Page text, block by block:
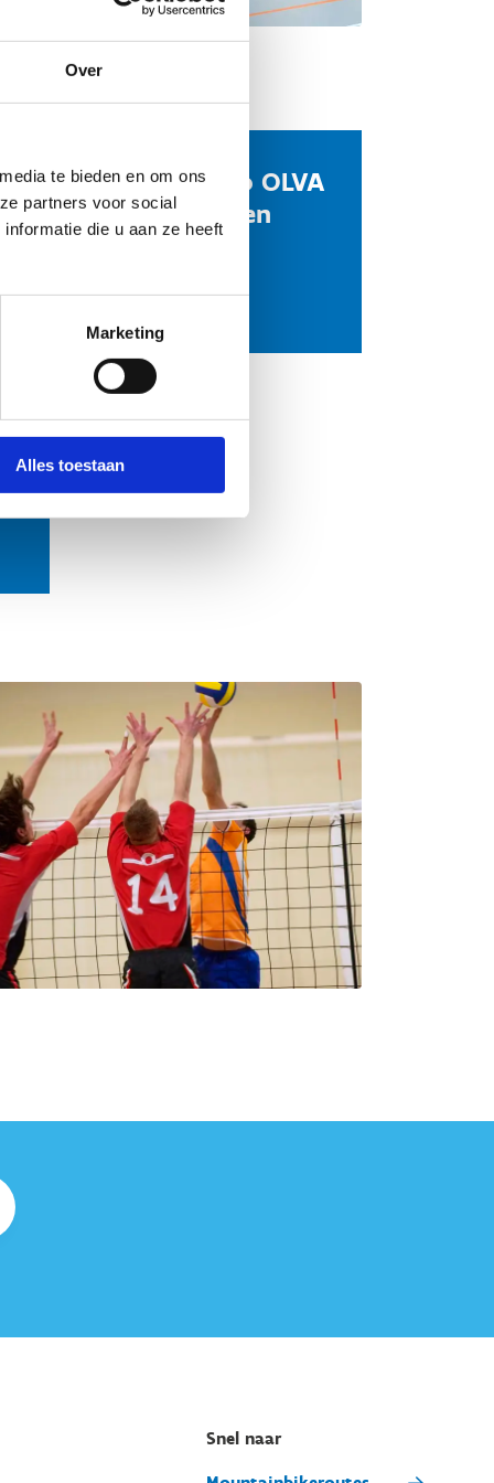
Over
te bieden en om ons
partners voor social
die u aan ze heeft
Marketing
Alles toestaan
Volleybalclub OLVA
Brugge - Heren
Eric Deketelaere
Snel naar